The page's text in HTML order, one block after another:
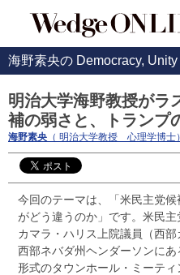
海野素央の Democracy,
明治大学海野教授がラ
補の弱さと、トランプ
海野素央 （ 明治大学教授 心理学博士）
今回のテーマは、「米民主党
がどう違うのか」です。米民
カマラ・ハリス上院議員（西部
西部ネバダ州ヘンダーソンに
形式のタウンホール・ミーテ